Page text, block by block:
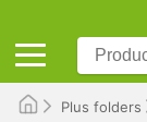
Plus folders